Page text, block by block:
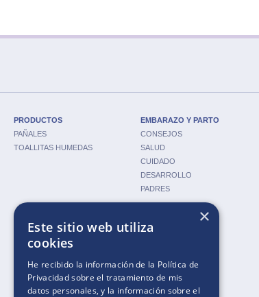
PRODUCTOS
PAÑALES
TOALLITAS HUMEDAS
EMBARAZO Y PARTO
CONSEJOS
SALUD
CUIDADO
DESARROLLO
PADRES
×
Este sitio web utiliza
cookies
He recibido la información de la Política de
Privacidadsobre el tratamiento de mis
datos personales, y la información sobre el